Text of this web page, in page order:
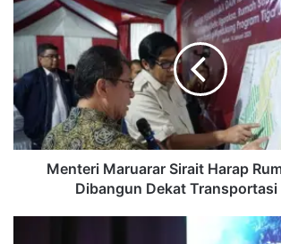
Maruarar
Sirait
Harap
Rumah
Subsidi
Dibangun
Dekat
Transportasi
UmumMenteri Maruarar Sirait Harap
Dibangun Dekat Transportasi